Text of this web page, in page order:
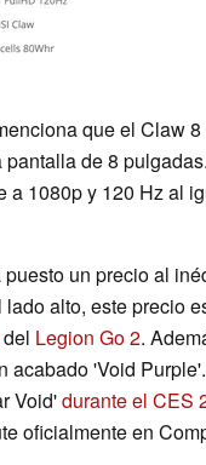
que el Claw
de 8
a 1080p y 120 Hz al
un precio al
alto, este precio
del Legion Go 2.
acabado 'Void
Void'durante el CES
oficialmente en